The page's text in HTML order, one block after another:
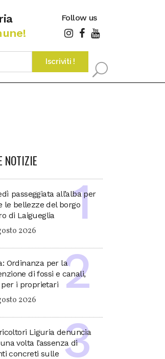
Follow us
NOTIZIE
passeggiata all’alba per
le bellezze del borgo
di Laigueglia
2026
Ordinanza per la
di fossi e canali,
i proprietari
2026
Liguria denuncia
volta l’assenza di
concreti sulle